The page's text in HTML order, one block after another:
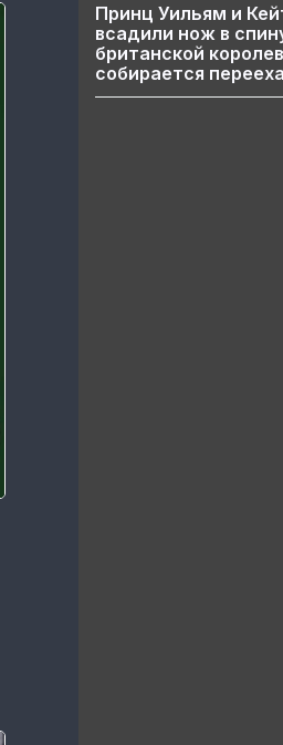
Принц Уильям и
всадили нож в
британской
собирается